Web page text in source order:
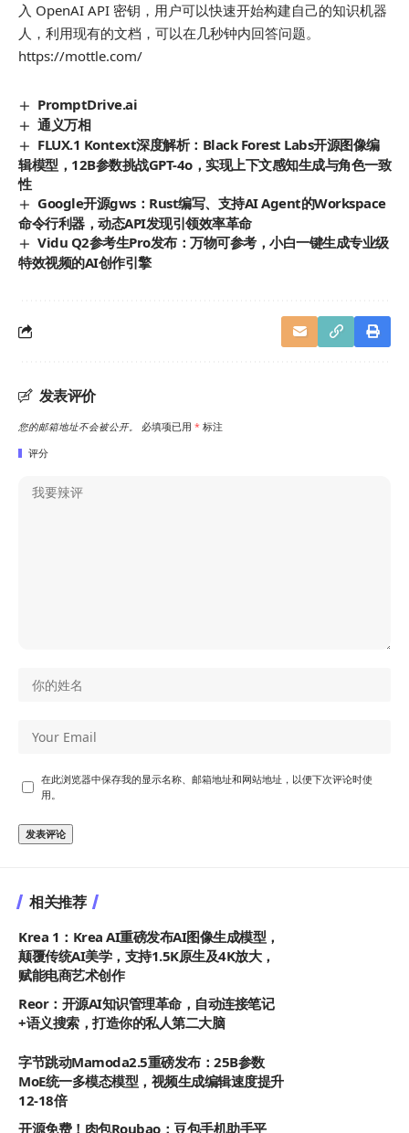
入 OpenAI API 密钥，用户可以快速开始构建自己的知识机器
人，利用现有的文档，可以在几秒钟内回答问题。
https://mottle.com/
PromptDrive.ai
通义万相
FLUX.1 Kontext深度解析：Black Forest Labs开源图像编
辑模型，12B参数挑战GPT-4o，实现上下文感知生成与角色一致
性
Google开源gws：Rust编写、支持AI Agent的Workspace
命令行利器，动态API发现引领效率革命
Vidu Q2参考生Pro发布：万物可参考，小白一键生成专业级
特效视频的AI创作引擎
发表评价
您的邮箱地址不会被公开。 必填项已用 * 标注
评分
在此浏览器中保存我的显示名称、邮箱地址和网站地址，以便下次评论时使
用。
相关推荐
Krea 1：Krea AI重磅发布AI图像生成模型，
颠覆传统AI美学，支持1.5K原生及4K放大，
赋能电商艺术创作
Reor：开源AI知识管理革命，自动连接笔记
+语义搜索，打造你的私人第二大脑
字节跳动Mamoda2.5重磅发布：25B参数
MoE统一多模态模型，视频生成编辑速度提升
12-18倍
开源免费！肉包Roubao：豆包手机助手平